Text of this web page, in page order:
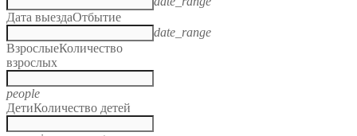
Дата выездаОтбытие
date_range
ВзрослыеКоличество
взрослых
people
ДетиКоличество детей